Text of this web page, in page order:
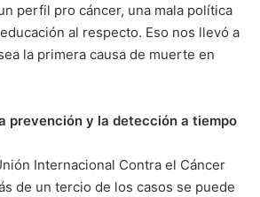
perfil pro cáncer, una mala política
al respecto. Eso nos llevó a
la primera causa de muerte en
prevención y la detección a tiempo
Internacional Contra el Cáncer
de un tercio de los casos se puede